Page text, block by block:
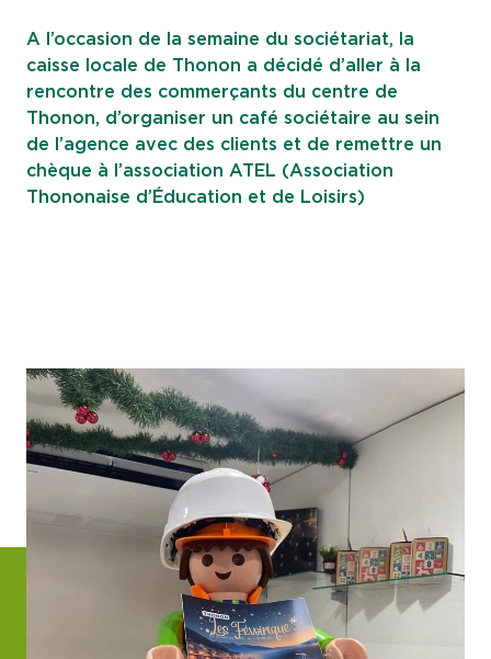
A l’occasion de la semaine du sociétariat, la
caisse locale de Thonon a décidé d’aller à la
rencontre des commerçants du centre de
Thonon, d’organiser un café sociétaire au sein
de l’agence avec des clients et de remettre un
chèque à l’association ATEL (Association
Thononaise d’Éducation et de Loisirs)